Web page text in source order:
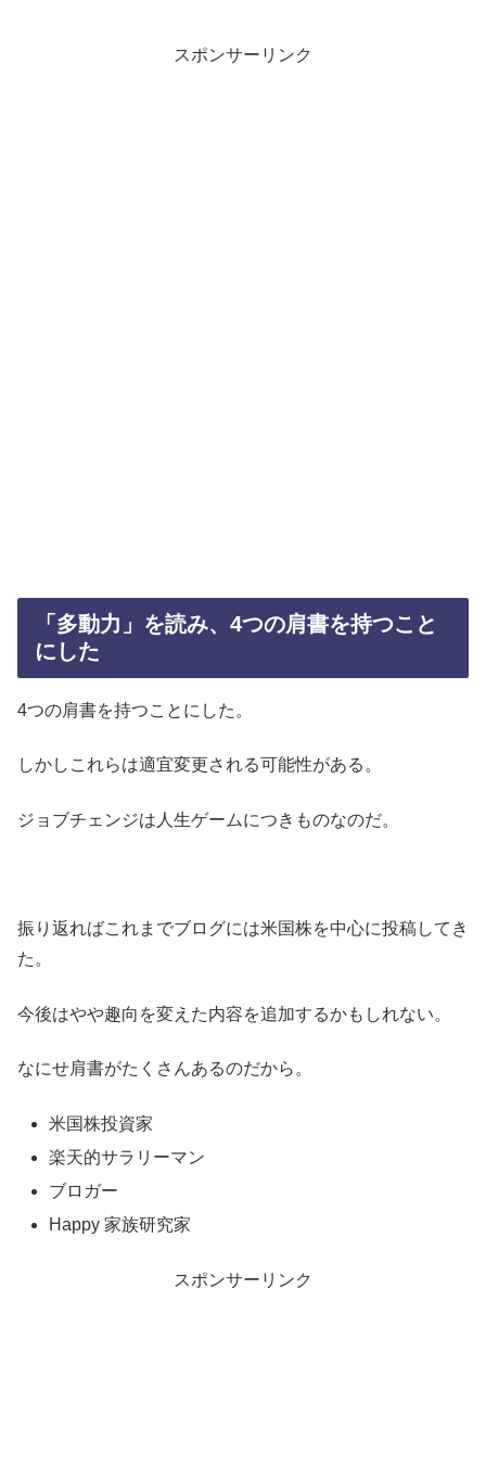
スポンサーリンク
「多動力」を読み、4つの肩書を持つこと
にした
4つの肩書を持つことにした。
しかしこれらは適宜変更される可能性がある。
ジョブチェンジは人生ゲームにつきものなのだ。
振り返ればこれまでブログには米国株を中心に投稿してき
た。
今後はやや趣向を変えた内容を追加するかもしれない。
なにせ肩書がたくさんあるのだから。
米国株投資家
楽天的サラリーマン
ブロガー
Happy 家族研究家
スポンサーリンク